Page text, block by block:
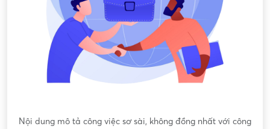
Nội dung mô tả công việc sơ sài, không đồng nhất với công